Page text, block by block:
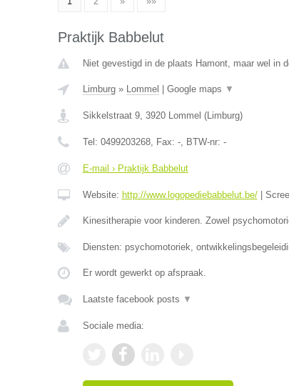
Praktijk Babbelut
Niet gevestigd in de plaats Hamont, maar wel in
Limburg» Lommel Google maps ▼
Sikkelstraat 9, 3920 Lommel (Limburg)
Tel: 0499203268, Fax: -, BTW-nr: -
E-mail › Praktijk Babbelut
Website: http://www.logopediebabbelut.be/|
Kinesitherapie voor kinderen. Zowel
Diensten: psychomotoriek,
Er wordt gewerkt op afspraak.
Laatste facebook posts ▼
Sociale media: